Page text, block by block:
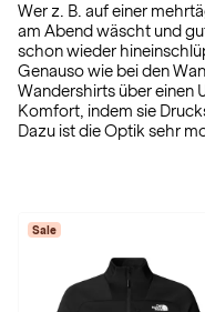
Wer z. B. auf einer
am Abend wäscht und
schon wieder
Genauso wie bei den
Wandershirts über einen
Komfort, indem sie
Dazu ist die Optik sehr
Sale